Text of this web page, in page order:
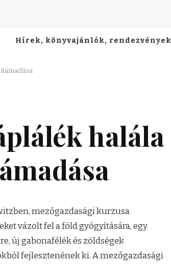
Hírek, könyvajánlók, rendezvények
halála
mezőgazdasági kurzusa
vázolt fel a föld gyógyítására, egy
új gabonafélék és zöldségek
fejlesztenének ki. A mezőgazdasági